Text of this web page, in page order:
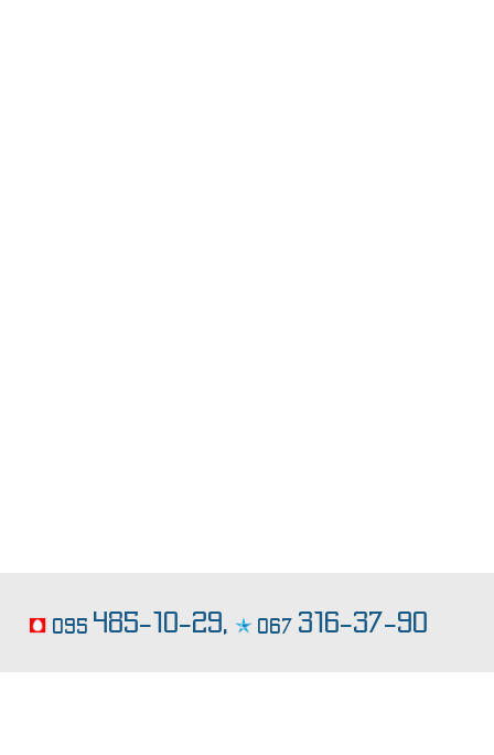
095 485-10-29, 067 316-37-90